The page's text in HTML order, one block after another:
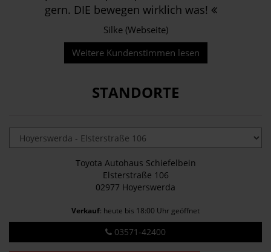
gern. DIE bewegen wirklich was!
Silke (Webseite)
Weitere Kundenstimmen lesen
STANDORTE
Toyota Autohaus Schiefelbein
Elsterstraße 106
02977 Hoyerswerda
Verkauf: heute bis 18:00 Uhr geöffnet
03571-42400